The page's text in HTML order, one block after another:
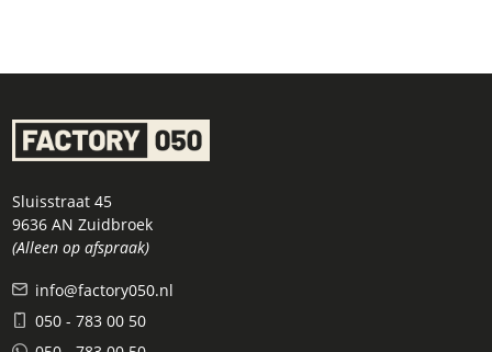
Sluisstraat 45
9636 AN Zuidbroek
(Alleen op afspraak)
info@factory050.nl
050 - 783 00 50